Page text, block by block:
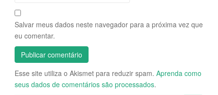
Salvar meus dados neste navegador para a próxima vez que
eu comentar.
Esse site utiliza o Akismet para reduzir spam. Aprenda como
seus dados de comentários são processados.